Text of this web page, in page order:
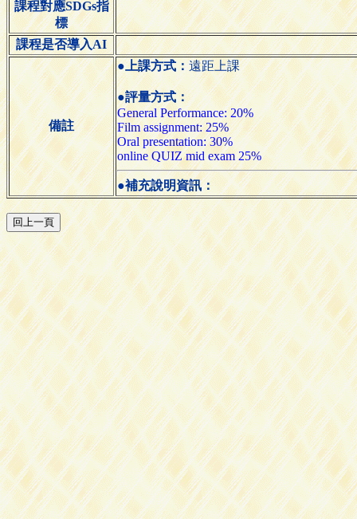
課程對應SDGs指
標
課程是否導入AI
備註
●上課方式：遠距上課
●評量方式：
General Performance: 20%
Film assignment: 25%
Oral presentation: 30%
online QUIZ mid exam 25%
●補充說明資訊：